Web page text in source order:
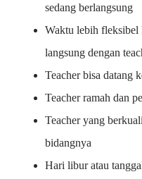
sedang berlangsung
Waktu lebih fleksibel
langsung dengan
Teacher bisa datang
Teacher ramah dan
Teacher yang
bidangnya
Hari libur atau